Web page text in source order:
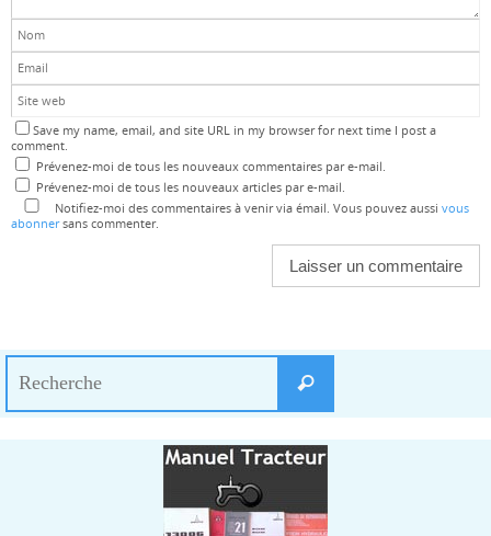
Save my name, email, and site URL in my browser for next time I post a
comment.
Prévenez-moi de tous les nouveaux commentaires par e-mail.
Prévenez-moi de tous les nouveaux articles par e-mail.
Notifiez-moi des commentaires à venir via émail. Vous pouvez aussi vous
abonnersans commenter.
Recherche